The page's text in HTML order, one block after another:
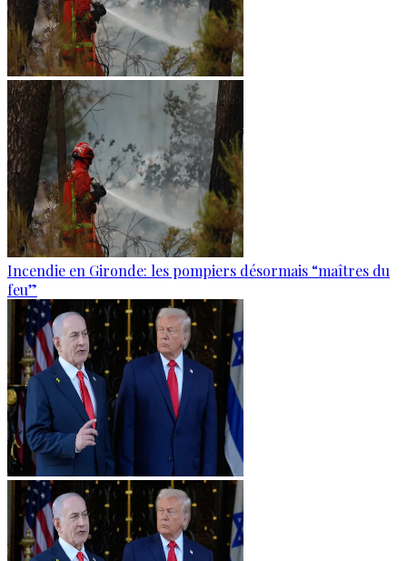
Incendie en Gironde: les pompiers désormais “maîtres du
feu”